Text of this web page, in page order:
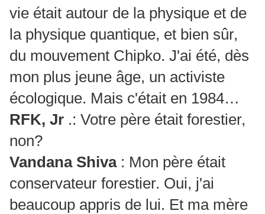
vie était autour de la physique et de
la physique quantique, et bien sûr,
du mouvement Chipko. J'ai été, dès
mon plus jeune âge, un activiste
écologique. Mais c'était en 1984…
RFK, Jr .: Votre père était forestier,
non?
Vandana Shiva: Mon père était
conservateur forestier. Oui, j'ai
beaucoup appris de lui. Et ma mère